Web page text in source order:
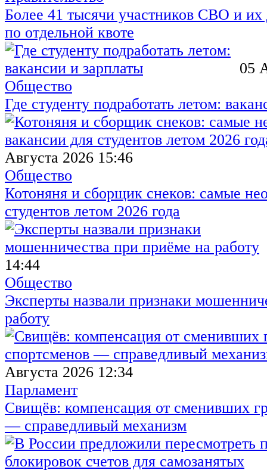
Более 41 тысячи участников СВО и их
по отдельной квоте
05
Общество
Где студенту подработать летом:
Августа 2026 15:46
Общество
Котоняня и сборщик снеков: самые
студентов летом 2026 года
14:44
Общество
Эксперты назвали признаки
работу
Августа 2026 12:34
Парламент
Свищёв: компенсация от сменивших
— справедливый механизм